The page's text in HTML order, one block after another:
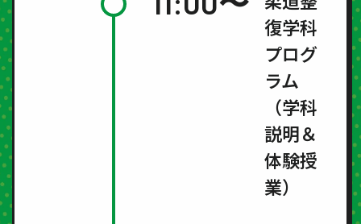
復学科
プログ
ラム
（学科
説明＆
体験授
業）